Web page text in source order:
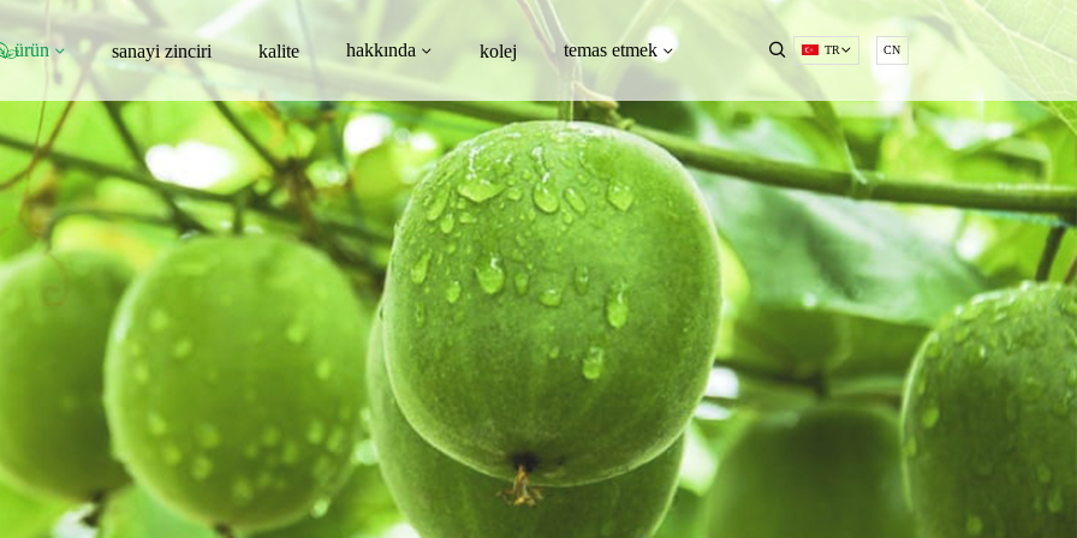
ürün sanayi zinciri kalite hakkında kolej temas etmek TR CN